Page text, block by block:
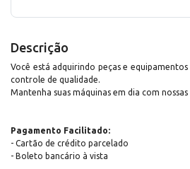
Descrição
Você está adquirindo peças e
controle de qualidade.
Mantenha suas máquinas em dia com nossas
Pagamento Facilitado:
- Cartão de crédito parcelado
- Boleto bancário à vista